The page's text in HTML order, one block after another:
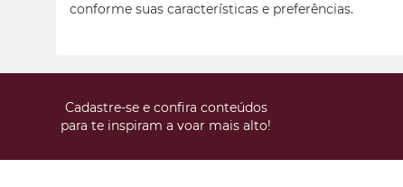
conforme suas características e preferências.
Cadastre-se e confira conteúdos
para te inspiram a voar mais alto!